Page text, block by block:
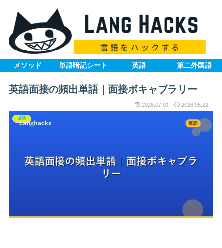
メソッド 単語暗記シート 英語 第二外国語
英語面接の頻出単語｜面接ボキャブラリー
2026.07.03 2026.05.22
英語